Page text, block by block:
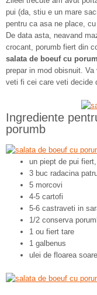
pui (da, stiu e un mare
pentru ca asa ne place,
De data asta, neavand
crocant, porumb fiert din
salata de boeuf cu
prepar in mod obisnuit.
veti fi cei care veti decide
Ingrediente
porumb
un piept de pui
3 buc radacina
5 morcovi
4-5 cartofi
5-6 castraveti in
1/2 conserva
1 ou fiert tare
1 galbenus
ulei de floarea